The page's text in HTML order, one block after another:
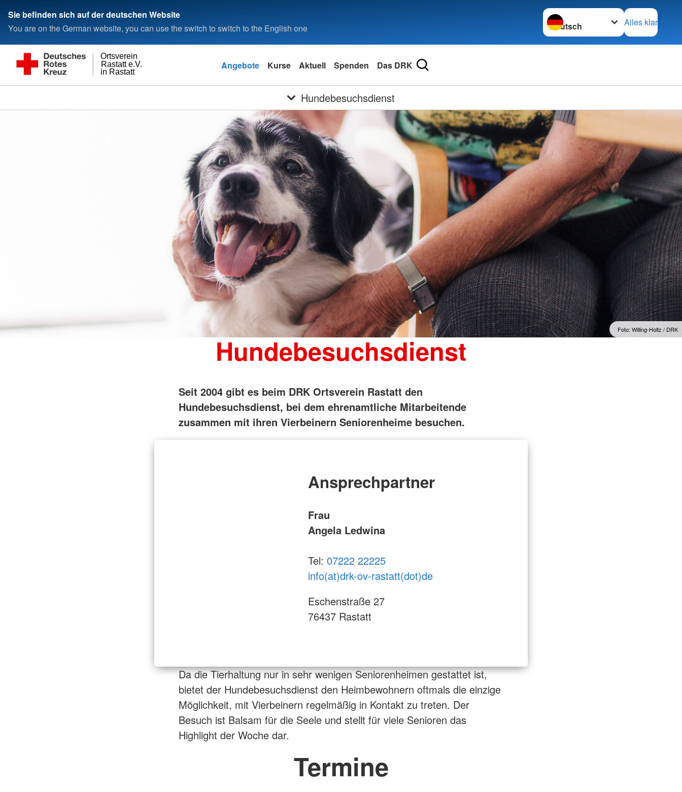
Sie befinden sich auf der deutschen Website
You are on the German website, you can use the switch to switch to the English one
Sprache wechseln zu
Alles klar
in Rastatt
Rastatt e.V.
Ortsverein
Angebote Kurse Aktuell Spenden Das DRK
Hundebesuchsdienst
Foto: Willing-Holtz / DRK
Hundebesuchsdienst
Seit 2004 gibt es beim DRK Ortsverein Rastatt den
Hundebesuchsdienst, bei dem ehrenamtliche Mitarbeitende
zusammen mit ihren Vierbeinern Seniorenheime besuchen.
Ansprechpartner
Frau
Angela Ledwina
Tel: 07222 22225
info(at)drk-ov-rastatt(dot)de
Eschenstraße 27
76437 Rastatt
Da die Tierhaltung nur in sehr wenigen Seniorenheimen gestattet ist,
bietet der Hundebesuchsdienst den Heimbewohnern oftmals die einzige
Möglichkeit, mit Vierbeinern regelmäßig in Kontakt zu treten. Der
Besuch ist Balsam für die Seele und stellt für viele Senioren das
Highlight der Woche dar.
Termine